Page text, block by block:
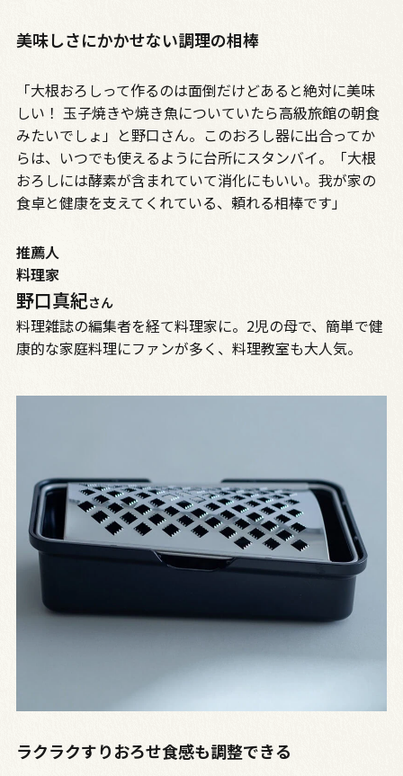
美味しさにかかせない調理の相棒
「大根おろしって作るのは面倒だけどあると絶対に美味
しい！ 玉子焼きや焼き魚についていたら高級旅館の朝食
みたいでしょ」と野口さん。このおろし器に出合ってか
らは、いつでも使えるように台所にスタンバイ。「大根
おろしには酵素が含まれていて消化にもいい。我が家の
食卓と健康を支えてくれている、頼れる相棒です」
推薦人
料理家
野口真紀さん
料理雑誌の編集者を経て料理家に。2児の母で、簡単で健
康的な家庭料理にファンが多く、料理教室も大人気。
ラクラクすりおろせ食感も調整できる